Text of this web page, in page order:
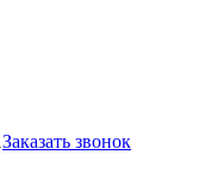
Заказать звонок